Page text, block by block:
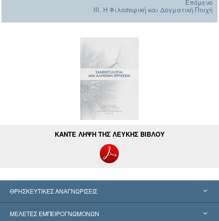
Επόμενο
III. Η Φιλοσοφική και Δογματική Πτυχή
ΚΑΝΤΕ ΛΗΨΗ ΤΗΣ ΛΕΥΚΗΣ ΒΙΒΛΟΥ
ΘΡΗΣΚΕΥΤΙΚΕΣ ΑΝΑΓΝΩΡΙΣΕΙΣ
Ηνωμένες Πολιτείες
ΜΕΛΕΤΕΣ ΕΜΠΕΙΡΟΓΝΩΜΟΝΩΝ